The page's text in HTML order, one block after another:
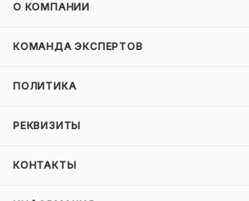
О КОМПАНИИ
КОМАНДА ЭКСПЕРТОВ
ПОЛИТИКА
РЕКВИЗИТЫ
КОНТАКТЫ